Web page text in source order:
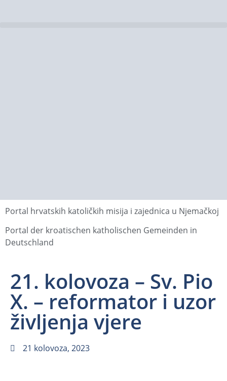
Portal hrvatskih katoličkih misija i zajednica u Njemačkoj
Portal der kroatischen katholischen Gemeinden in
Deutschland
21. kolovoza – Sv. Pio
X. – reformator i uzor
življenja vjere
21 kolovoza, 2023